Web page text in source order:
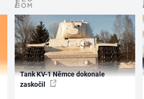
Tank KV-1 Němce dokonale
zaskočil